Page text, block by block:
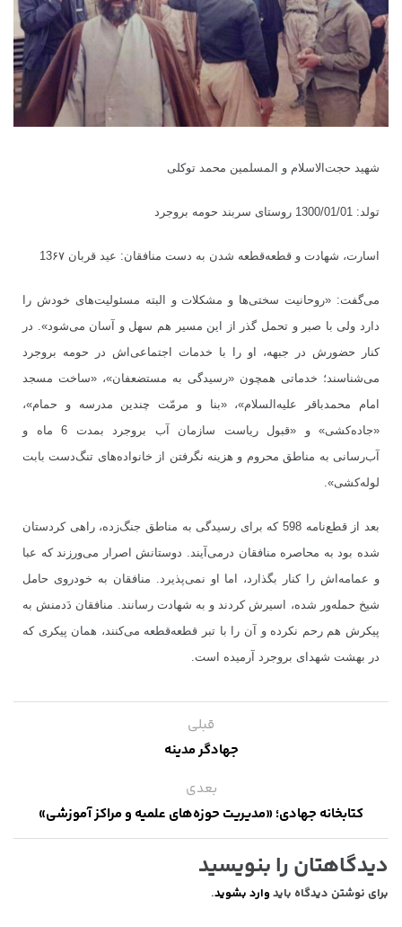
شهید حجت‌الاسلام و المسلمین محمد توکلی
تولد: 1300/01/01 روستای سربند حومه بروجرد
اسارت، شهادت و قطعه‌قطعه شدن به دست منافقان: عید قربان 13۶۷
می‌گفت: «روحانیت سختی‌ها و مشکلات و البته مسئولیت‌های خودش را
دارد ولی با صبر و تحمل گذر از این مسیر هم سهل و آسان می‌شود». در
کنار حضورش در جبهه، او را با خدمات اجتماعی‌اش در حومه بروجرد
می‌شناسند؛ خدماتی همچون «رسیدگی به مستضعفان»، «ساخت مسجد
امام محمدباقر علیه‌السلام»، «بنا و مرمّت چندین مدرسه و حمام»،
«جاده‌کشی» و «قبول ریاست سازمان آب بروجرد بمدت 6 ماه و
آب‌رسانی به مناطق محروم و هزینه نگرفتن از خانواده‌های تنگ‌دست بابت
لوله‌کشی».
بعد از قطع‌نامه 598 که برای رسیدگی به مناطق جنگ‌زده، راهی کردستان
شده بود به محاصره منافقان درمی‌آیند. دوستانش اصرار می‌ورزند که عبا
و عمامه‌اش را کنار بگذارد، اما او نمی‌پذیرد. منافقان به خودروی حامل
شیخ حمله‌ور شده، اسیرش کردند و به شهادت رسانند. منافقان دَدمنش به
پیکرش هم رحم نکرده و آن را با تبر قطعه‌قطعه می‌کنند، همان پیکری که
در بهشت شهدای بروجرد آرمیده است.
قبلی
جهادگر مدینه
بعدی
کتابخانه جهادی؛ «مدیریت حوزه‌های علمیه و مراکز آموزشی»
دیدگاهتان را بنویسید
برای نوشتن دیدگاه باید وارد بشوید.